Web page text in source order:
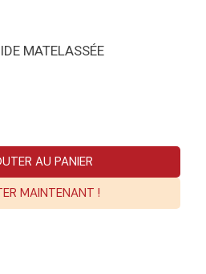
MATELASSÉE
AU PANIER
MAINTENANT !